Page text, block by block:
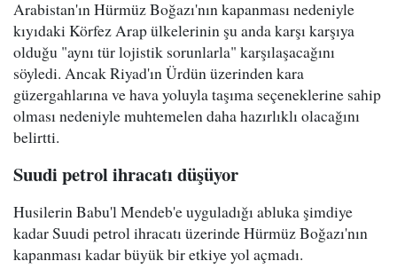
Arabistan'ın Hürmüz Boğazı'nın kapanması nedeniyle
kıyıdaki Körfez Arap ülkelerinin şu anda karşı karşıya
olduğu "aynı tür lojistik sorunlarla" karşılaşacağını
söyledi. Ancak Riyad'ın Ürdün üzerinden kara
güzergahlarına ve hava yoluyla taşıma seçeneklerine sahip
olması nedeniyle muhtemelen daha hazırlıklı olacağını
belirtti.
Suudi petrol ihracatı düşüyor
Husilerin Babu'l Mendeb'e uyguladığı abluka şimdiye
kadar Suudi petrol ihracatı üzerinde Hürmüz Boğazı'nın
kapanması kadar büyük bir etkiye yol açmadı.